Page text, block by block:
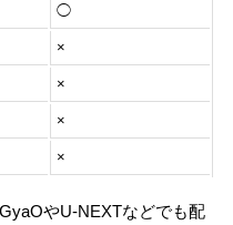
◯
×
×
×
×
やU-NEXTなどでも配